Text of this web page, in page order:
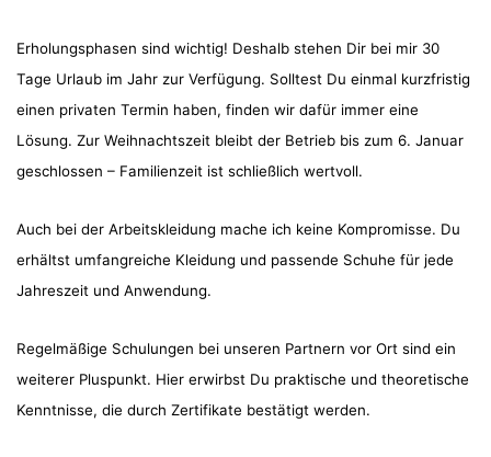
Erholungsphasen sind wichtig! Deshalb stehen Dir bei mir 30
Tage Urlaub im Jahr zur Verfügung. Solltest Du einmal kurzfristig
einen privaten Termin haben, finden wir dafür immer eine
Lösung. Zur Weihnachtszeit bleibt der Betrieb bis zum 6. Januar
geschlossen – Familienzeit ist schließlich wertvoll.
Auch bei der Arbeitskleidung mache ich keine Kompromisse. Du
erhältst umfangreiche Kleidung und passende Schuhe für jede
Jahreszeit und Anwendung.
Regelmäßige Schulungen bei unseren Partnern vor Ort sind ein
weiterer Pluspunkt. Hier erwirbst Du praktische und theoretische
Kenntnisse, die durch Zertifikate bestätigt werden.